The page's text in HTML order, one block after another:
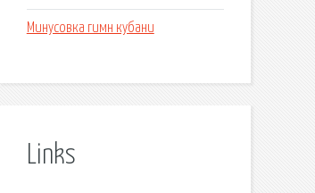
Минусовка гимн кубани
Links